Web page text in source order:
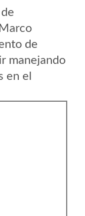
de
manejando
en el